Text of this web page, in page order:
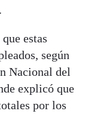
estas
según
Nacional del
explicó que
por los